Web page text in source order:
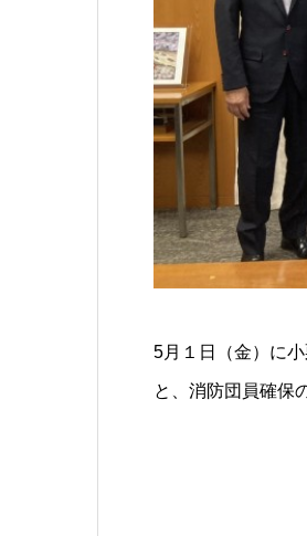
5月１日（金）に
と、消防団員確保